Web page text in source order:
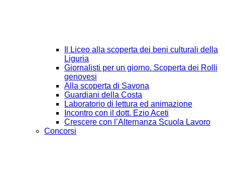
Il Liceo alla scoperta dei beni culturali della
Liguria
Giornalisti per un giorno. Scoperta dei Rolli
genovesi
Alla scoperta di Savona
Guardiani della Costa
Laboratorio di lettura ed animazione
Incontro con il dott. Ezio Aceti
Crescere con l’Alternanza Scuola Lavoro
Concorsi